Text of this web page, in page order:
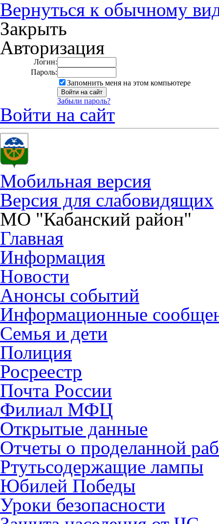
Вернуться к обычному
Закрыть
Авторизация
Логин:
Пароль:
Запомнить меня на этом компьютере
Забыли пароль?
Войти на сайт
Мобильная версия
Версия для слабовидящих
МО "Кабанский район"
Главная
Информация
Новости
Анонсы событий
Информационные
Семья и дети
Полиция
Росреестр
Почта России
Филиал МФЦ
Открытые данные
Отчеты о проделанной
Ртутьсодержащие лампы
Юбилей Победы
Уроки безопасности